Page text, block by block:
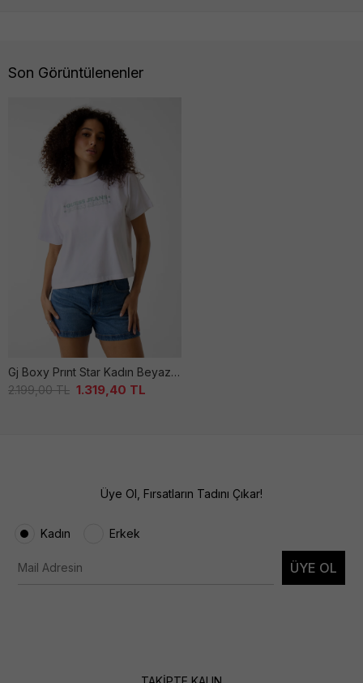
Son Görüntülenenler
Gj Boxy Prınt Star Kadın Beyaz Ti̇şört
2.199,00TL 1.319,40 TL
Üye Ol, Fırsatların Tadını Çıkar!
Kadın Erkek
ÜYE OL